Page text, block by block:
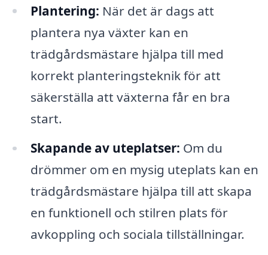
Plantering: När det är dags att
plantera nya växter kan en
trädgårdsmästare hjälpa till med
korrekt planteringsteknik för att
säkerställa att växterna får en bra
start.
Skapande av uteplatser: Om du
drömmer om en mysig uteplats kan en
trädgårdsmästare hjälpa till att skapa
en funktionell och stilren plats för
avkoppling och sociala tillställningar.